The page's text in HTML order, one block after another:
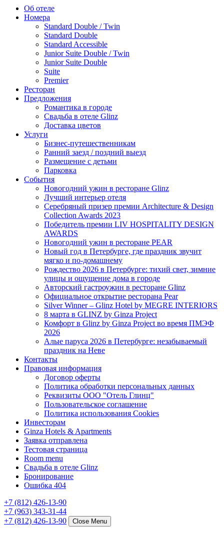
Об отеле
Номера
Standard Double / Twin
Standard Double
Standard Accessible
Junior Suite Double / Twin
Junior Suite Double
Suite
Premier
Ресторан
Предложения
Романтика в городе
Свадьба в отеле Glinz
Доставка цветов
Услуги
Бизнес-путешественникам
Ранний заезд / поздний выезд
Размещение с детьми
Парковка
События
Новогодний ужин в ресторане Glinz
Лучший интерьер отеля
Серебряный призер премии Architecture & Design
Collection Awards 2023
Победитель премии LIV HOSPITALITY DESIGN
AWARDS
Новогодний ужин в ресторане PEAR
Новый год в Петербурге, где праздник звучит
мягко и по-домашнему
Рождество 2026 в Петербурге: тихий свет, зимние
улицы и ощущение дома в городе
Авторский гастроужин в ресторане Glinz
Официальное открытие ресторана Pear
Silver Winner – Glinz Hotel by MEGRE INTERIORS
8 марта в GLINZ by Ginza Project
Комфорт в Glinz by Ginza Project во время ПМЭФ
2026
Алые паруса 2026 в Петербурге: незабываемый
праздник на Неве
Контакты
Правовая информация
Договор оферты
Политика обработки персональных данных
Реквизиты ООО "Отель Глинц"
Пользовательское соглашение
Политика использования Cookies
Инвесторам
Ginza Hotels & Apartments
Заявка отправлена
Тестовая страница
Room menu
Свадьба в отеле Glinz
Бронирование
Ошибка 404
+7 (812) 426-13-90
+7 (963) 343-31-44
+7 (812) 426-13-90
Close Menu